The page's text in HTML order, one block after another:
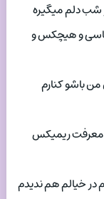
شب دلم میگیره
و هیچکس و
من باشو کنارم
معرفت ریمیکس
در خیالم هم ندیدم